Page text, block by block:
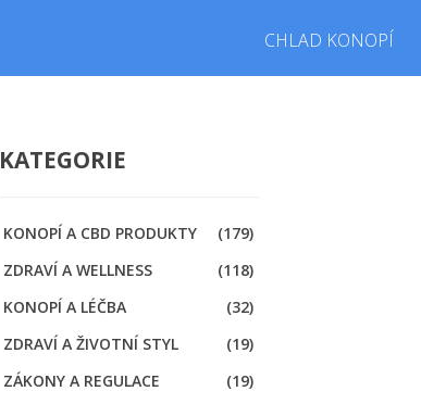
CHLAD KONOPÍ
KATEGORIE
KONOPÍ A CBD PRODUKTY
(179)
ZDRAVÍ A WELLNESS
(118)
KONOPÍ A LÉČBA
(32)
ZDRAVÍ A ŽIVOTNÍ STYL
(19)
ZÁKONY A REGULACE
(19)